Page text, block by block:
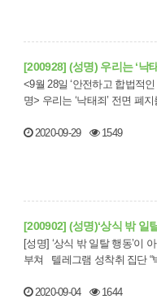
[200928] (성명) 우리는 ‘낙
<9월 28일 ‘안전하고 합법적
2020-09-29 1549
[200902] (성명)‘상식 밖 일
[성명] ‘상식 밖 일탈 행동’이 아니라 ‘조직적 성착취’다 - 조주빈의 궤변에
부쳐 텔레그램 성착취 집
2020-09-04 1644